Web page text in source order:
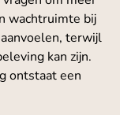
wachtruimte bij
terwijl
kan zijn.
ontstaat een